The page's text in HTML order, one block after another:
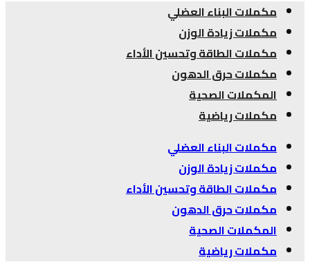
مكملات البناء العضلي
مكملات زيادة الوزن
مكملات الطاقة وتحسين الأداء
مكملات حرق الدهون
المكملات الصحية
مكملات رياضية
مكملات البناء العضلي
مكملات زيادة الوزن
مكملات الطاقة وتحسين الأداء
مكملات حرق الدهون
المكملات الصحية
مكملات رياضية